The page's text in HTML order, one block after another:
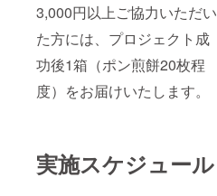
3,000円以上ご協力いただい
た方には、プロジェクト成
功後1箱（ポン煎餅20枚程
度）をお届けいたします。
実施スケジュール